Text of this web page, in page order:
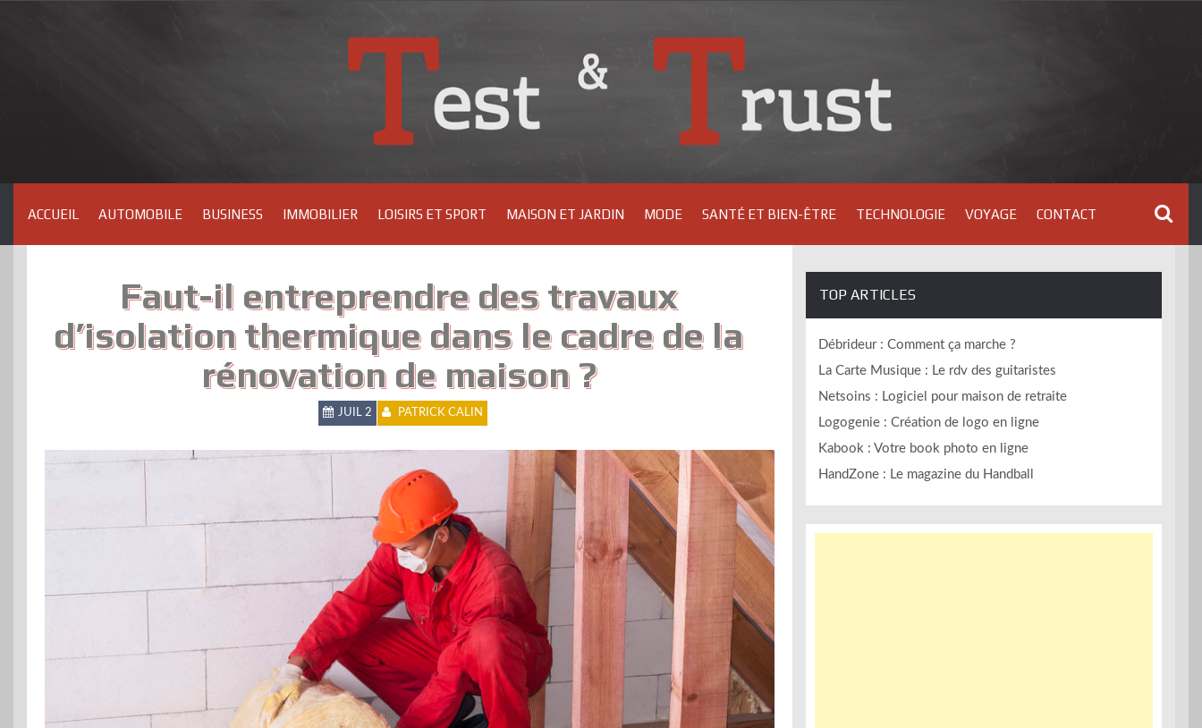
ACCUEIL AUTOMOBILE BUSINESS IMMOBILIER LOISIRS ET SPORT MAISON ET JARDIN MODE SANTÉ ET BIEN-ÊTRE TECHNOLOGIE VOYAGE CONTACT
Faut-il entreprendre des travaux
d’isolation thermique dans le cadre de la
rénovation de maison ?
JUIL 2 PATRICK CALIN
TOP ARTICLES
Débrideur : Comment ça marche ?
La Carte Musique : Le rdv des guitaristes
Netsoins : Logiciel pour maison de retraite
Logogenie : Création de logo en ligne
Kabook : Votre book photo en ligne
HandZone : Le magazine du Handball